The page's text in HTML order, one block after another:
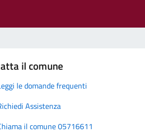
il comune
le domande frequenti
Assistenza
il comune 05716611